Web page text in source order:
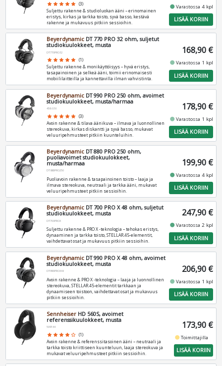
star star star star star (3)
Suljettu rakenne & studioluokan ääni – erinomainen
eristys, kirkas ja tarkka toisto, syvä basso, kestävä
rakenne ja mukavuus pitkiin sessioihin.
fiber_manual_recordVarastossa 4 kpl
LISÄÄ KORIIN
Beyerdynamic DT 770 PRO 32 ohm, suljetut
studiokuulokkeet, musta
DT770PRO32
star star star star star (1)
Suljettu rakenne & monikäyttöisyys – hyvä eristys,
tasapainoinen ja selkeä ääni, toimii erinomaisesti
mobiililaitteilla ja kannettavilla ilman vahvistinta.
168,90 €
fiber_manual_recordVarastossa 1 kpl
LISÄÄ KORIIN
Beyerdynamic DT 990 PRO 250 ohm, avoimet
studiokuulokkeet, musta/harmaa
459.038
star star star star star (3)
Avoin rakenne & tilava äänikuva – ilmava ja luonnollinen
stereokuva, kirkas diskantti ja syvä basso, mukavat
veluuripehmusteet pitkiin kuunteluihin.
178,90 €
fiber_manual_recordVarastossa 1 kpl
LISÄÄ KORIIN
Beyerdynamic DT 880 PRO 250 ohm,
puoliavoimet studiokuulokkeet,
musta/harmaa
DT880PRO250
Puoliavoin rakenne & tasapainoinen toisto – laaja ja
ilmava stereokuva, neutraali ja tarkka ääni, mukavat
veluuripehmusteet pitkiin sessioihin.
199,90 €
fiber_manual_recordVarastossa 4 kpl
LISÄÄ KORIIN
Beyerdynamic DT 700 PRO X 48 ohm, suljetut
studiokuulokkeet, musta
DT700PROX
Suljettu rakenne & PRO X -teknologia – tehokas eristys,
dynaaminen ja tarkka toisto, STELLAR.45-elementit,
vaihdettavat osat ja mukavuus pitkiin sessioihin.
247,90 €
fiber_manual_recordVarastossa 2 kpl
LISÄÄ KORIIN
Beyerdynamic DT 990 PRO X 48 ohm, avoimet
studiokuulokkeet, musta
DT990PROX48
Avoin rakenne & PRO X -teknologia – laaja ja luonnollinen
stereokuva, STELLAR.45-elementit tarkkaan ja
dynaamiseen toistoon, vaihdettavat osat ja mukavuus
pitkiin sessioihin.
206,90 €
fiber_manual_recordVarastossa 1 kpl
LISÄÄ KORIIN
Sennheiser HD 560S, avoimet
referenssikuulokkeet, musta
509144
star star star star star_border (1)
Avoin rakenne & referenssitasoinen ääni – neutraali ja
tarkka toisto kriittiseen kuunteluun, laaja stereokuva ja
mukavat veluuripehmusteet pitkiin sessioihin.
173,90 €
fiber_manual_recordToimittajilla
LISÄÄ KORIIN